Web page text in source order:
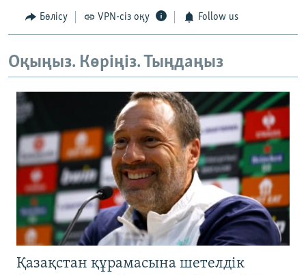
Бөлісу VPN-сіз оқу Follow us
Оқыңыз. Көріңіз. Тыңдаңыз
Қазақстан құрамасына шетелдік